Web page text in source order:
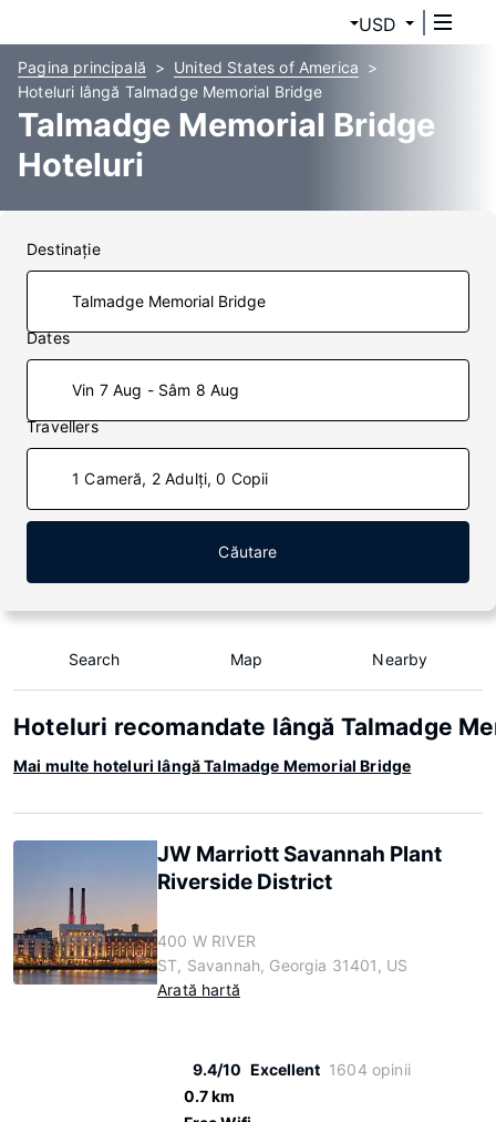
USD
Pagina principală
United States of America
Hoteluri lângă Talmadge Memorial Bridge
Talmadge Memorial Bridge
Hoteluri
Destinaţie
Dates
Vin 7 Aug - Sâm 8 Aug
Travellers
1 Cameră, 2 Adulți, 0 Copii
Căutare
Search Map Nearby
Hoteluri recomandate lângă Talmadge
Mai multe hoteluri lângă Talmadge Memorial Bridge
JW Marriott Savannah Plant
Riverside District
400 W RIVER
ST, Savannah, Georgia 31401, US
Arată hartă
9.4/10 Excellent 1604 opinii
0.7 km